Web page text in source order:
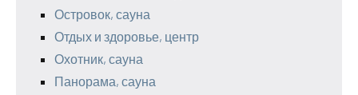
Островок, сауна
Отдых и здоровье, центр
Охотник, сауна
Панорама, сауна